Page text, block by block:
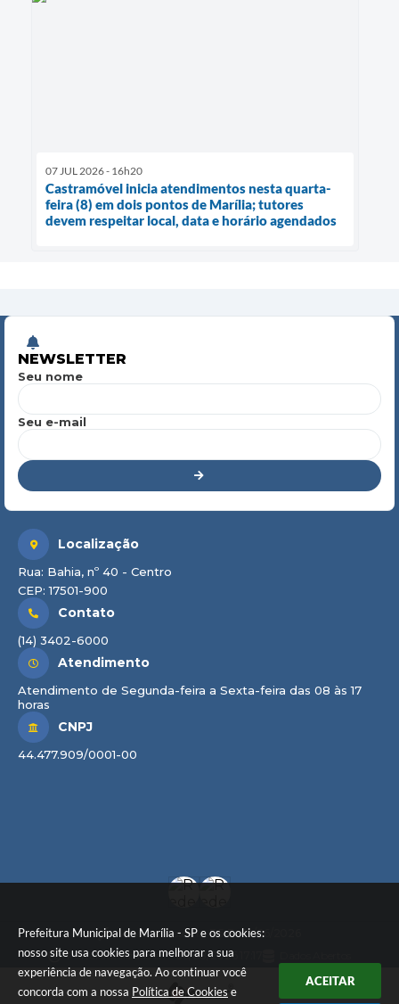
Prefeitura Municipal de Marília - SP e os cookies:
nosso site usa cookies para melhorar a sua
experiência de navegação. Ao continuar você
concorda com a nossa Política de Cookies e
ACEITAR
07 JUL 2026 - 16h20
Castramóvel inicia atendimentos nesta quarta-
feira (8) em dois pontos de Marília; tutores
devem respeitar local, data e horário agendados
NEWSLETTER
Seu nome
Seu e-mail
Localização
Rua: Bahia, nº 40 - Centro
CEP: 17501-900
Contato
(14) 3402-6000
Atendimento
Atendimento de Segunda-feira a Sexta-feira das 08 às 17
horas
CNPJ
44.477.909/0001-00
Versão do Sistema: 3.5.3 - 19/06/2026
Portal atualizado em:06/08/2026 17:17